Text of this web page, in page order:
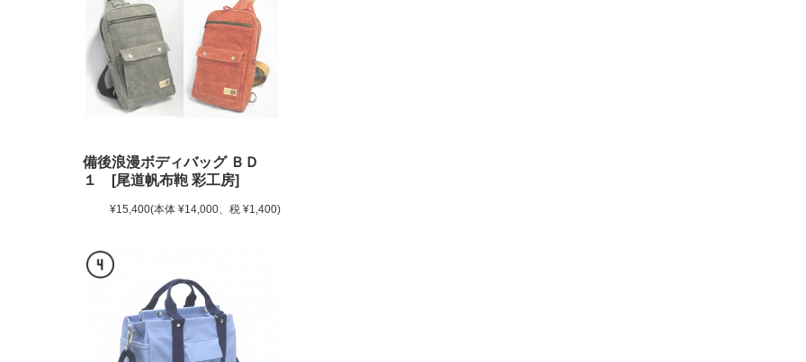
備後浪漫ボディバッグ ＢＤ
１ [尾道帆布鞄 彩工房]
¥15,400(本体 ¥14,000、税 ¥1,400)